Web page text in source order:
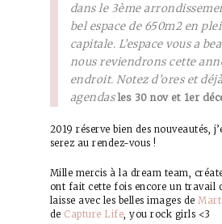
dans le 3ème
bel espace de 650m2 en
capitale. L’espace vous a
nous reviendrons cette
endroit. Notez d’ores et
agendasles 30 nov et 1er
2019 réserve bien des nouveautés,
serez au rendez-vous !
Mille mercis à la dream team,
ont fait cette fois encore un travail
laisse avec les belles images de
de Capture Life , you rock girls <3